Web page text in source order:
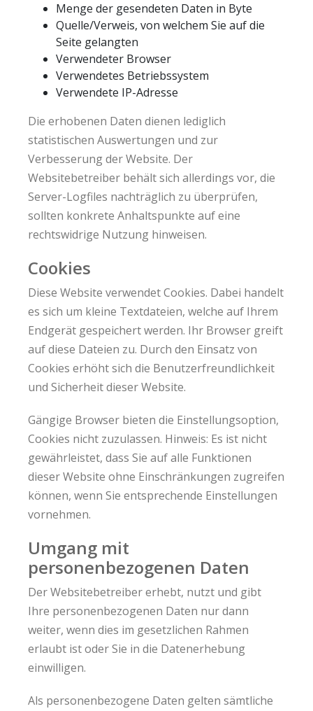
Menge der gesendeten Daten in Byte
Quelle/Verweis, von welchem Sie auf die
Seite gelangten
Verwendeter Browser
Verwendetes Betriebssystem
Verwendete IP-Adresse
Die erhobenen Daten dienen lediglich
statistischen Auswertungen und zur
Verbesserung der Website. Der
Websitebetreiber behält sich allerdings vor, die
Server-Logfiles nachträglich zu überprüfen,
sollten konkrete Anhaltspunkte auf eine
rechtswidrige Nutzung hinweisen.
Cookies
Diese Website verwendet Cookies. Dabei handelt
es sich um kleine Textdateien, welche auf Ihrem
Endgerät gespeichert werden. Ihr Browser greift
auf diese Dateien zu. Durch den Einsatz von
Cookies erhöht sich die Benutzerfreundlichkeit
und Sicherheit dieser Website.
Gängige Browser bieten die Einstellungsoption,
Cookies nicht zuzulassen. Hinweis: Es ist nicht
gewährleistet, dass Sie auf alle Funktionen
dieser Website ohne Einschränkungen zugreifen
können, wenn Sie entsprechende Einstellungen
vornehmen.
Umgang mit
personenbezogenen Daten
Der Websitebetreiber erhebt, nutzt und gibt
Ihre personenbezogenen Daten nur dann
weiter, wenn dies im gesetzlichen Rahmen
erlaubt ist oder Sie in die Datenerhebung
einwilligen.
Als personenbezogene Daten gelten sämtliche